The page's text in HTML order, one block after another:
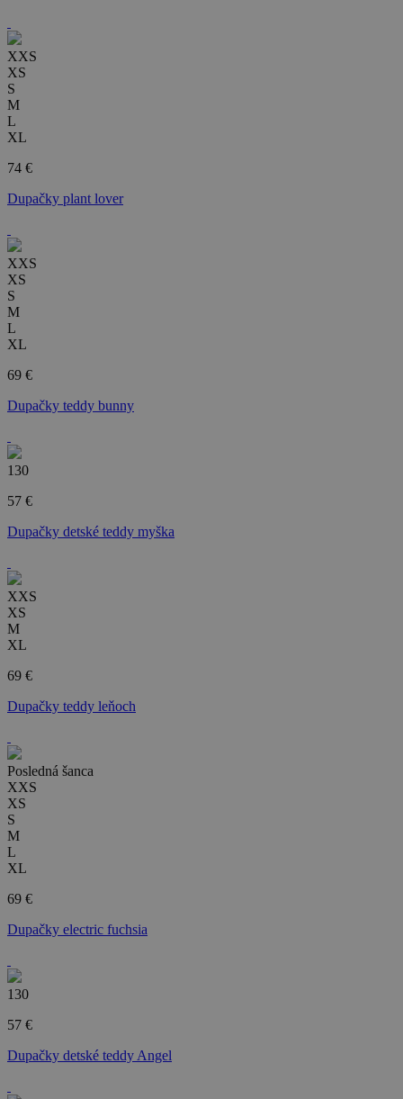
XXS
XS
S
M
L
XL
74 €
Dupačky plant lover
XXS
XS
S
M
L
XL
69 €
Dupačky teddy bunny
130
57 €
Dupačky detské teddy myška
XXS
XS
M
XL
69 €
Dupačky teddy leňoch
Posledná šanca
XXS
XS
S
M
L
XL
69 €
Dupačky electric fuchsia
130
57 €
Dupačky detské teddy Angel